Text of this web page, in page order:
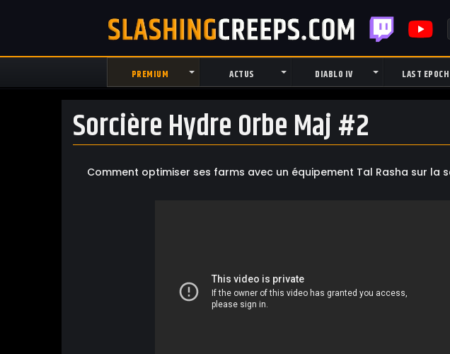
PREMIUM ACTUS DIABLO IV LAST EPOCH
Sorcière Hydre Orbe Maj #2
Comment optimiser ses farms avec un équipement Tal Rasha sur la